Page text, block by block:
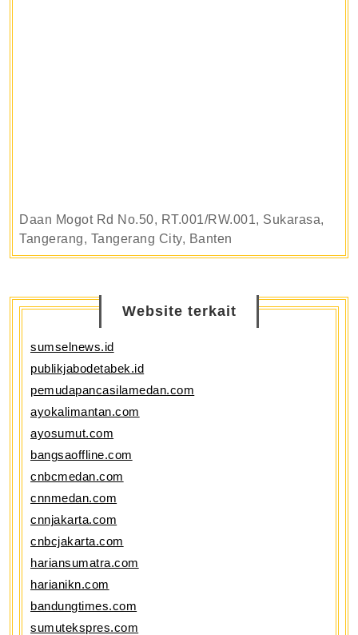
Daan Mogot Rd No.50, RT.001/RW.001, Sukarasa,
Tangerang, Tangerang City, Banten
Website terkait
sumselnews.id
publikjabodetabek.id
pemudapancasilamedan.com
ayokalimantan.com
ayosumut.com
bangsaoffline.com
cnbcmedan.com
cnnmedan.com
cnnjakarta.com
cnbcjakarta.com
hariansumatra.com
harianikn.com
bandungtimes.com
sumutekspres.com